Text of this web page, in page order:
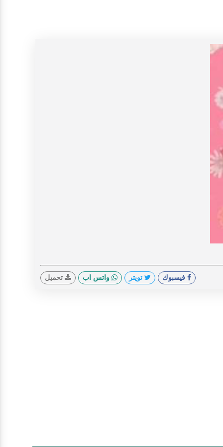
فيسبوك تويتر واتس اب تحميل